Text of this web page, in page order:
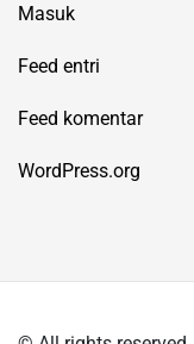
Masuk
Feed entri
Feed komentar
WordPress.org